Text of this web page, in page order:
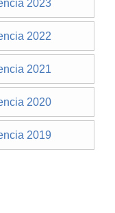
2023
2022
2021
2020
2019